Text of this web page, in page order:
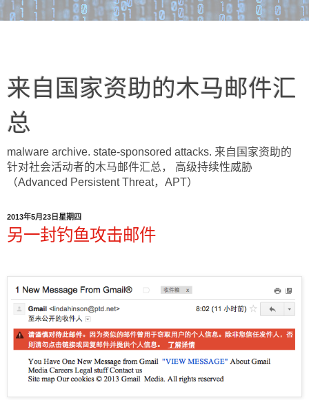
来自国家资助的木马邮件汇
总
malware archive. state-sponsored attacks. 来自国家资助的
针对社会活动者的木马邮件汇总， 高级持续性威胁
（Advanced Persistent Threat，APT）
2013年5月23日星期四
另一封钓鱼攻击邮件